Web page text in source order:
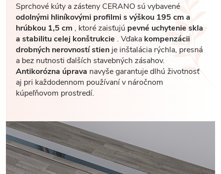
Sprchové kúty a zásteny CERANO sú vybavené
odolnými hliníkovými profilmi s výškou 195 cm a
hrúbkou 1,5 cm , ktoré zaisťujú pevné uchytenie skla
a stabilitu celej konštrukcie . Vďaka kompenzácii
drobných nerovností stien je inštalácia rýchla, presná
a bez nutnosti ďalších stavebných zásahov.
Antikorózna úprava navyše garantuje dlhú životnosť
aj pri každodennom používaní v náročnom
kúpeľňovom prostredí.